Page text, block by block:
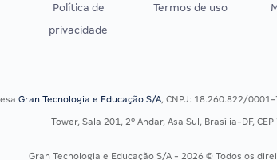
Política de
privacidade
Termos de uso
Gran Tecnologia e Educação S/A, CNPJ: 18.260.822/
Tower, Sala 201, 2º Andar, Asa Sul, Brasília-DF,
Gran Tecnologia e Educação S/A - 2026 © Todos os